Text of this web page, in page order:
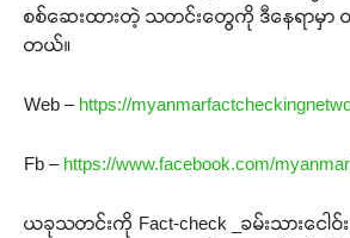
စစ်ဆေးထားတဲ့ သတင်းတွေကို ဒီနေရာမှာ
တယ်။
Web – https://
Fb – https://www.facebook.com/
ယခုသတင်းကို Fact-check _ခမ်းသားငေါ